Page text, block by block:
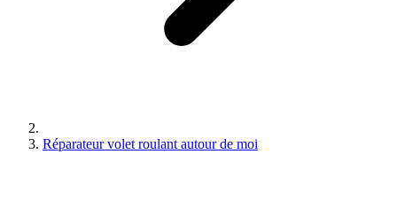
Réparateur volet roulant autour de moi